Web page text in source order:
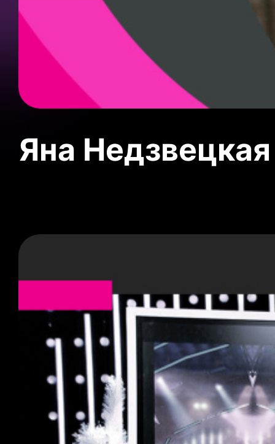
Яна Недзвецкая